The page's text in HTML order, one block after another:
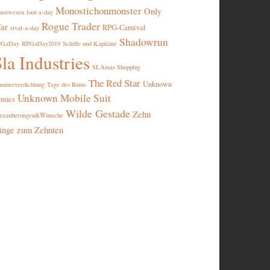
loot-a-day Monostichonmonster Only
rival-a-day Rogue Trader RPG-Carnival
RPGaDay2019 Schiffe und Kapitäne Shadowrun
Industries SLAmas Shopping
Tage des Ruins The Red Star Unknown
Unknown Mobile Suit
Wilde Gestade Zehn
zum Zehnten